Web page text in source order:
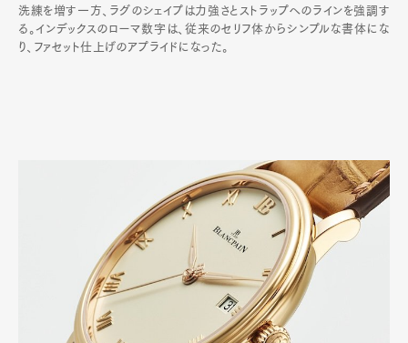
洗練を増す一方、ラグのシェイプは力強さとストラップへのラインを強調す
る。インデックスのローマ数字は、従来のセリフ体からシンプルな書体にな
り、ファセット仕上げのアプライドになった。